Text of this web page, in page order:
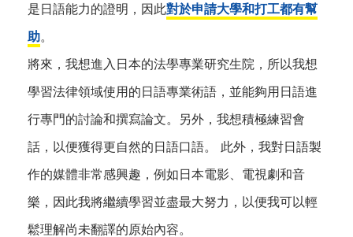
是日語能力的證明，因此對於申請大學和打工都有幫
助。
將來，我想進入日本的法學專業研究生院，所以我想
學習法律領域使用的日語專業術語，並能夠用日語進
行專門的討論和撰寫論文。另外，我想積極練習會
話，以便獲得更自然的日語口語。 此外，我對日語製
作的媒體非常感興趣，例如日本電影、電視劇和音
樂，因此我將繼續學習並盡最大努力，以便我可以輕
鬆理解尚未翻譯的原始內容。